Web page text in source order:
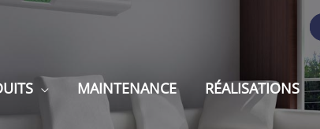
MAINTENANCE RÉALISATIONS